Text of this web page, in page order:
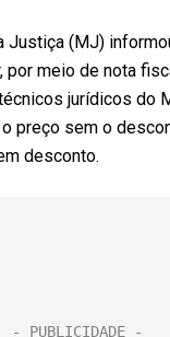
(MJ)
meio de nota
jurídicos do
preço sem o
desconto.